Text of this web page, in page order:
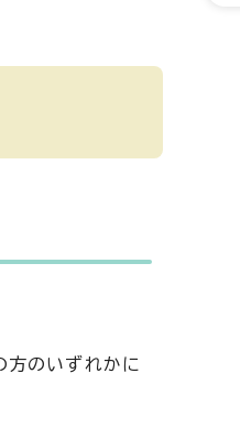
方のいずれかに